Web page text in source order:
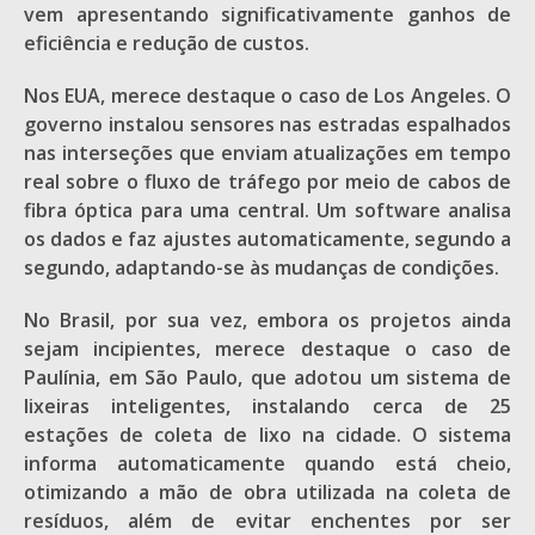
vem apresentando significativamente ganhos de
eficiência e redução de custos.
Nos EUA, merece destaque o caso de Los Angeles. O
governo instalou sensores nas estradas espalhados
nas interseções que enviam atualizações em tempo
real sobre o fluxo de tráfego por meio de cabos de
fibra óptica para uma central. Um software analisa
os dados e faz ajustes automaticamente, segundo a
segundo, adaptando-se às mudanças de condições.
No Brasil, por sua vez, embora os projetos ainda
sejam incipientes, merece destaque o caso de
Paulínia, em São Paulo, que adotou um sistema de
lixeiras inteligentes, instalando cerca de 25
estações de coleta de lixo na cidade. O sistema
informa automaticamente quando está cheio,
otimizando a mão de obra utilizada na coleta de
resíduos, além de evitar enchentes por ser